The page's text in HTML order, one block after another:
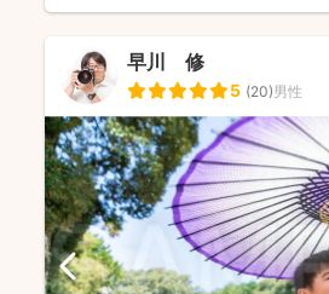
早川 修
5 (20)男性